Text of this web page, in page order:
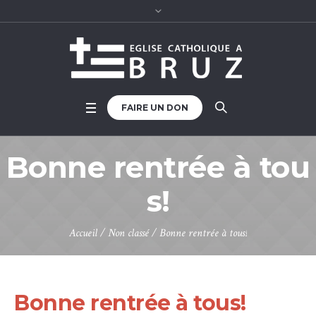
FAIRE UN DON
Bonne rentrée à tou
s!
Accueil/Non classé/ Bonne rentrée à tous!
Bonne rentrée à tous!